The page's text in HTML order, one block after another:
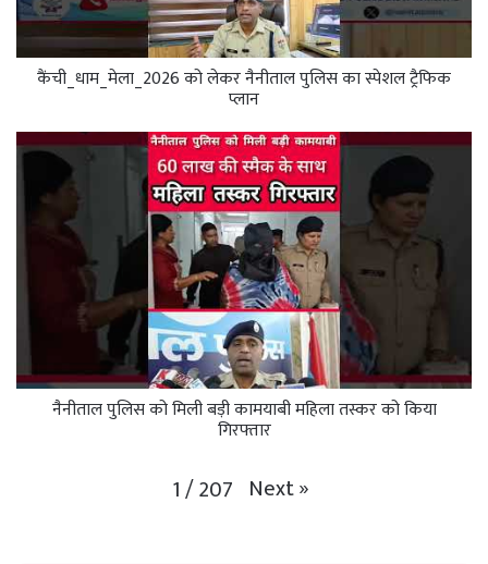
कैंची_धाम_मेला_2026 को लेकर नैनीताल पुलिस का स्पेशल ट्रैफिक
प्लान
नैनीताल पुलिस को मिली बड़ी कामयाबी महिला तस्कर को किया
गिरफ्तार
1/207 Next»